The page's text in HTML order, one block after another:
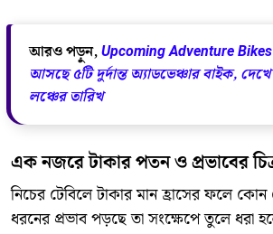
আরও পড়ুন,Upcoming Adventure
আসছে ৫টি দুর্দান্ত অ্যাডভেঞ্চার বাইক,
লঞ্চের তারিখ
এক নজরে টাকার পতন ও প্রভাবের
নিচের টেবিলে টাকার মান হ্রাসের ফলে কোন
ধরনের প্রভাব পড়ছে তা সংক্ষেপে তুলে ধরা